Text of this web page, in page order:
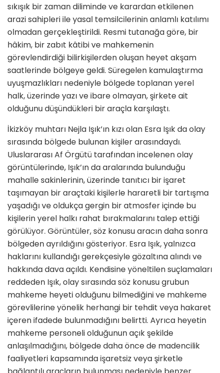
sıkışık bir zaman diliminde ve karardan etkilenen
arazi sahipleri ile yasal temsilcilerinin anlamlı katılımı
olmadan gerçekleştirildi. Resmi tutanağa göre, bir
hâkim, bir zabıt kâtibi ve mahkemenin
görevlendirdiği bilirkişilerden oluşan heyet akşam
saatlerinde bölgeye geldi. Süregelen kamulaştırma
uyuşmazlıkları nedeniyle bölgede toplanan yerel
halk, üzerinde yazı ve ibare olmayan, şirkete ait
olduğunu düşündükleri bir araçla karşılaştı.
İkizköy muhtarı Nejla Işık’ın kızı olan Esra Işık da olay
sırasında bölgede bulunan kişiler arasındaydı.
Uluslararası Af Örgütü tarafından incelenen olay
görüntülerinde, Işık’ın da aralarında bulunduğu
mahalle sakinlerinin, üzerinde tanıtıcı bir işaret
taşımayan bir araçtaki kişilerle hararetli bir tartışma
yaşadığı ve oldukça gergin bir atmosfer içinde bu
kişilerin yerel halkı rahat bırakmalarını talep ettiği
görülüyor. Görüntüler, söz konusu aracın daha sonra
bölgeden ayrıldığını gösteriyor. Esra Işık, yalnızca
haklarını kullandığı gerekçesiyle gözaltına alındı ve
hakkında dava açıldı. Kendisine yöneltilen suçlamaları
reddeden Işık, olay sırasında söz konusu grubun
mahkeme heyeti olduğunu bilmediğini ve mahkeme
görevlilerine yönelik herhangi bir tehdit veya hakaret
içeren ifadede bulunmadığını belirtti. Ayrıca heyetin
mahkeme personeli olduğunun açık şekilde
anlaşılmadığını, bölgede daha önce de madencilik
faaliyetleri kapsamında işaretsiz veya şirketle